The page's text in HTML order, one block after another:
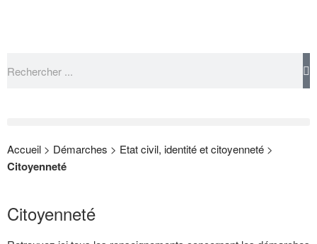
Accueil > Démarches > Etat civil, identité et citoyenneté >
Citoyenneté
Citoyenneté